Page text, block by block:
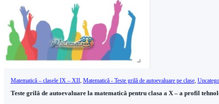
Matematică – clasele IX – XII, Matematică - Teste grilă de autoevaluare pe clase,
Teste grilă de autoevaluare la matematică pentru clasa a X – a profil